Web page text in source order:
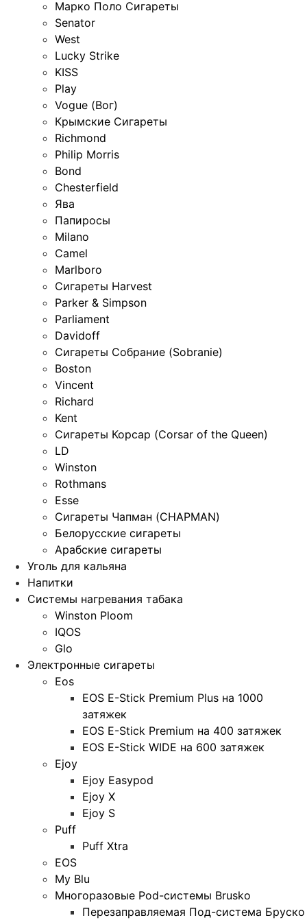
Марко Поло Сигареты
Senator
West
Lucky Strike
KISS
Play
Vogue (Вог)
Крымские Сигареты
Richmond
Philip Morris
Bond
Chesterfield
Ява
Папиросы
Milano
Camel
Marlboro
Сигареты Harvest
Parker & Simpson
Parliament
Davidoff
Сигареты Собрание (Sobranie)
Boston
Vincent
Richard
Kent
Сигареты Корсар (Corsar of the Queen)
LD
Winston
Rothmans
Esse
Сигареты Чапман (CHAPMAN)
Белорусские сигареты
Арабские сигареты
Уголь для кальяна
Напитки
Системы нагревания табака
Winston Ploom
IQOS
Glo
Электронные сигареты
Eos
EOS E-Stick Premium Plus на 1000
затяжек
EOS E-Stick Premium на 400 затяжек
EOS E-Stick WIDE на 600 затяжек
Ejoy
Ejoy Easypod
Ejoy X
Ejoy S
Puff
Puff Xtra
EOS
My Blu
Многоразовые Pod-системы Brusko
Перезаправляемая Под-система Бруско